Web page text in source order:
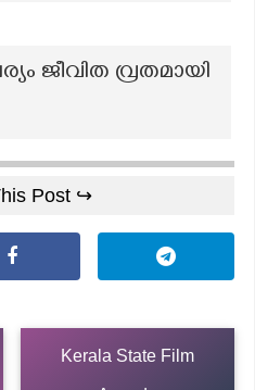
ജീവിത വ്രതമായി
Post ↪
Kerala State Film